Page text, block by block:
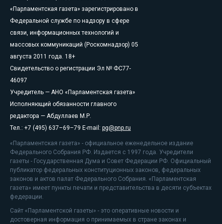
«Парламентская газета» зарегистрировано в
Федеральной службе по надзору в сфере
связи, информационных технологий и
массовых коммуникаций (Роскомнадзор) 05
августа 2011 года. 18+
Свидетельство о регистрации Эл № ФС77-
46097
Учредитель — АНО «Парламентская газета»
Исполняющий обязанности главного
редактора — Абдуллаев М.Р.
Тел.: +7 (495) 637–69–79 E-mail: pg@pnp.ru
«Парламентская газета» - официальное еженедельное издание
Федерального Собрания РФ. Издается с 1997 года. Учредители
газеты - Государственная Дума и Совет Федерации РФ. Официальный
публикатор федеральных конституционных законов, федеральных
законов и актов палат Федерального Собрания. «Парламентская
газета» имеет пункты печати и представительства в десяти субъектах
федерации.
Сайт «Парламентской газеты» - это оперативные новости и
достоверная информация о принимаемых в стране законах и